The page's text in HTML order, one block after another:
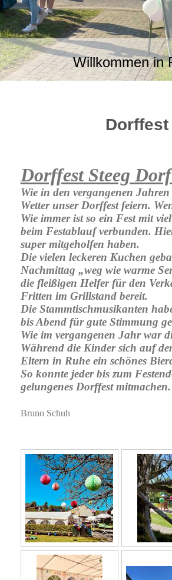
Willkommen in
Dorffest
Dorffest Steeg
Wie in den vergangenen
Wetter unser Dorffest feiern.
Wie immer ist so ein Fest mit
beim Festablauf verbunden.
super mitgeholfen haben.
Die vielen leckeren Kuchen
Nachmittag „weg wie warme
die fleißigen Helfer für den
Fritten im Grillstand bereit.
Die Stammtischmusikanten
bis Abend für gute Stimmung
Wie im vergangenen Jahr war
Während die Kinder sich auf
Eltern in Ruhe ein schönes
So konnte jeder bis zum
gelungenes Dorffest
Bruno Schuh